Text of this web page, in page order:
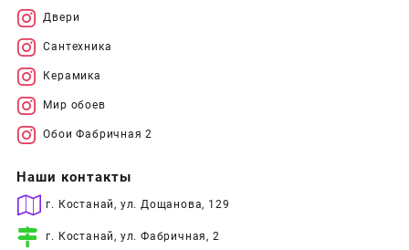
Двери
Сантехника
Керамика
Мир обоев
Обои Фабричная 2
Наши контакты
г. Костанай, ул. Дощанова, 129
г. Костанай, ул. Фабричная, 2